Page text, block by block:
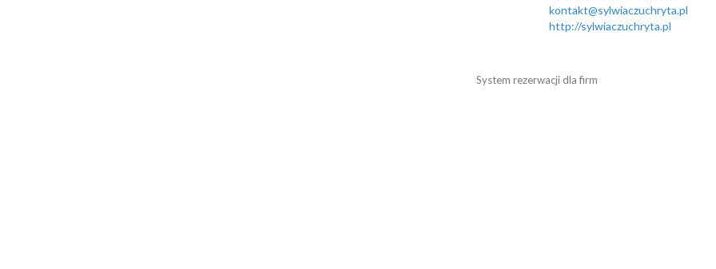
kontakt@sylwiaczuchryta.pl
http://sylwiaczuchryta.pl
System rezerwacji dla firm